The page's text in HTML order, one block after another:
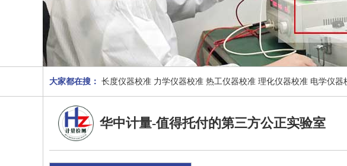
大家都在搜： 长度仪器校准 力学仪器校准 热工仪器校准 理化仪器校准 电学仪器
华中计量-值得托付的第三方公正实验室